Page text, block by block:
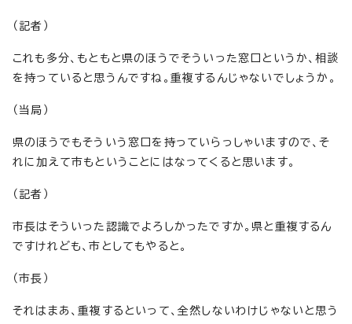
（記者）
これも多分、もともと県のほうでそういった窓口というか、相談
を持っていると思うんですね。重複するんじゃないでしょうか。
（当局）
県のほうでもそういう窓口を持っていらっしゃいますので、そ
れに加えて市もということにはなってくると思います。
（記者）
市長はそういった認識でよろしかったですか。県と重複するん
ですけれども、市としてもやると。
（市長）
それはまあ、重複するといって、全然しないわけじゃないと思う